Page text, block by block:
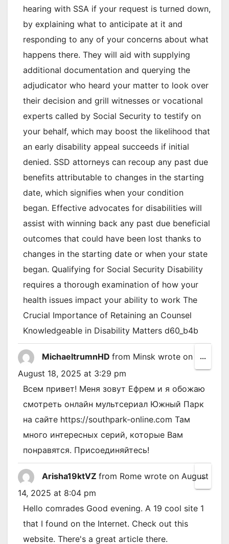
hearing with SSA if your request is turned down,
by explaining what to anticipate at it and
responding to any of your concerns about what
happens there. They will aid with supplying
additional documentation and querying the
adjudicator who heard your matter to look over
their decision and grill witnesses or vocational
experts called by Social Security to testify on
your behalf, which may boost the likelihood that
an early disability appeal succeeds if initial
denied. SSD attorneys can recoup any past due
benefits attributable to changes in the starting
date, which signifies when your condition
began. Effective advocates for disabilities will
assist with winning back any past due beneficial
outcomes that could have been lost thanks to
changes in the starting date or when your state
began. Qualifying for Social Security Disability
requires a thorough examination of how your
health issues impact your ability to work The
Crucial Importance of Retaining an Counsel
Knowledgeable in Disability Matters d60_b4b
MichaeltrumnHD from Minsk wrote on
August 18, 2025 at 3:29 pm
Всем привет! Меня зовут Ефрем и я обожаю
смотреть онлайн мультсериал Южный Парк
на сайте https://southpark-online.com Там
много интересных серий, которые Вам
понравятся. Присоединяйтесь!
...
this
Arisha19ktVZ from Rome wrote on August
14, 2025 at 8:04 pm
Hello comrades Good evening. A 19 cool site 1
that I found on the Internet. Check out this
website. There's a great article there.
...Toggle
this